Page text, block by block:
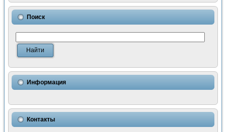
LabVIEW в расчетах радиолиний систем передачи данных
Аппаратно-программный комплекс для исследования
Виртуальный лабораторный стенд для исследования
Измерение шумовых параметров операционных
Измерительный преобразователь на основе цифровой
Использование NI LabVIEW для математического
Исследовние возможности создания измерителя ВАХ
Математическое моделирование генератора сигналов -
Применение осциллографического модуля с высоким
Симуляция отклика импульсного радиолокационного
Автоматизация формирования уравнений состояния для
Поиск
Информация
Контакты